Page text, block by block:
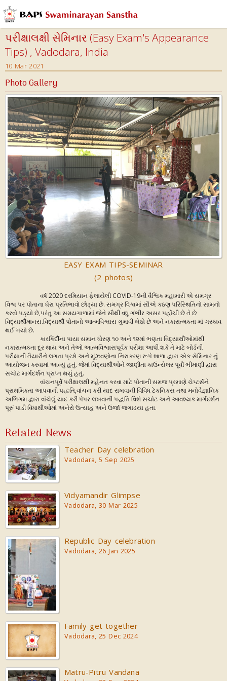
પરીક્ષાલક્ષી સેમિનાર (Easy Exam's Appearance
Tips) , Vadodara, India
10 Mar 2021
Photo Gallery
EASY EXAM TIPS-SEMINAR
(2 photos)
વર્ષ 2020 દરમિયાન ફેલાયેલી COVID-19ની વૈશ્વિક મહામારી એ સમગ્ર
વિશ્વ પર પોતાના ઘેરા પ્રતિભાવો છોડ્યા છે. સમગ્ર વિશ્વમાં સૌએ કઠણ પરિસ્થિતિનો સામનો
કરવો પડ્યો છે,પરંતુ આ સમયગાળામાં જેને સૌથી વધુ ગંભીર અસર પહોંચી છે તે છે
વિદ્યાર્થીમાનસ.વિદ્યાર્થી પોતાનો આત્મવિશ્વાસ ગુમાવી બેઠો છે અને નકારાત્મકતા માં ગરકાવ
થઈ ગયો છે.
કારકિર્દીના પાયા સમાન ધોરણ ૧૦ અને ૧૨માં ભણતા વિદ્યાર્થીઓમાંથી
નકારાત્મકતા દૂર થાય અને તેઓ આત્મવિશ્વાસપૂર્વક પરીક્ષા આપી શકે તે માટે બોર્ડની
પરીક્ષાની તૈયારીને લગતા પ્રશ્નો અને મૂંઝવણોના નિરાકરણ રૂપે શાળા દ્વારા એક સેમિનાર નું
આયોજન કરવામાં આવ્યું હતું. જેમાં વિદ્યાર્થીઓને જાણીતા કાઉન્સેલર પૂર્વી ભીમાણી દ્વારા
સચોટ માર્ગદર્શન પ્રાપ્ત થયું હતું.
વાંચનપૂર્વે પરીક્ષાલક્ષી મહેનત કરવા માટે પોતાની સમજ પ્રમાણે ચેપ્ટર્સને
પ્રાથમિકતા આપવાની પદ્ધતિ,વાંચન કરી યાદ રાખવાની વિવિધ ટેકનિક્સ તથા મનોવૈજ્ઞાનિક
અભિગમ દ્વારા વાંચેલું યાદ કરી પેપર લખવાની પદ્ધતિ વિશે સચોટ અને આવશ્યક માર્ગદર્શન
પૂરું પાડી વિધાર્થીઓમાં અનેરો ઉત્સાહ અને ઉર્જા જગાડયા હતા.
Related News
Teacher Day celebration
Vadodara, 5 Sep 2025
Vidyamandir Glimpse
Vadodara, 30 Mar 2025
Republic Day celebration
Vadodara, 26 Jan 2025
Family get together
Vadodara, 25 Dec 2024
Matru-Pitru Vandana